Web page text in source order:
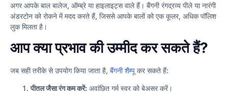
अगर आपके बाल बालेज, ऑम्ब्रे या हाइलाइट्स वाले हैं। बैंगनी रंगद्रव्य पीले या नारंगी
अंडरटोन को रोकने में मदद करते हैं, जिससे आपके बालों को एक कूलर, अधिक पॉलिश
लुक मिलता है।
आप क्या प्रभाव की उम्मीद कर सकते हैं?
जब सही तरीके से उपयोग किया जाता है, बैंगनी शैम्पू कर सकते हैं:
पीतल जैसा रंग कम करें: अवांछित गर्म स्वर को बेअसर करें।